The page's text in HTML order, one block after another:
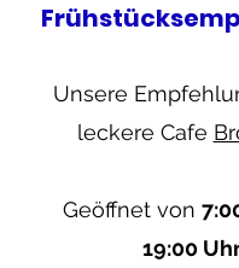
Unsere
leckere Cafe
Geöffnet von
19:00